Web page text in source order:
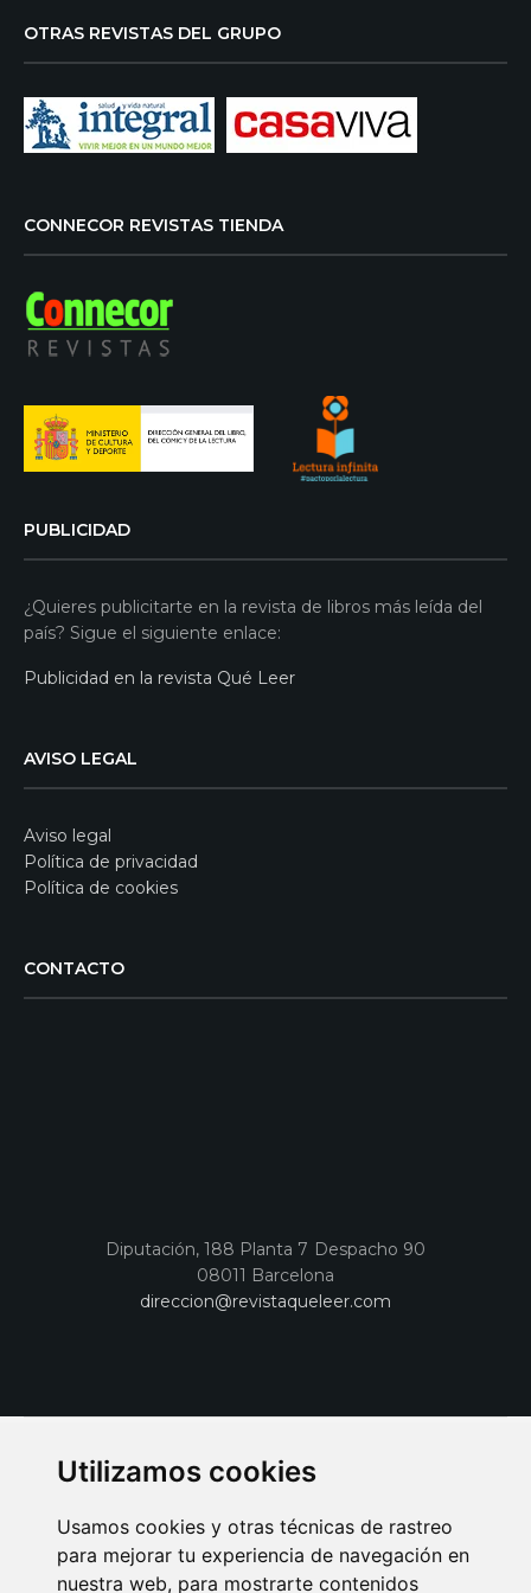
Utilizamos cookies
Usamos cookies y otras técnicas de rastreo
para mejorar tu experiencia de navegación en
nuestra web, para mostrarte contenidos
OTRAS REVISTAS DEL GRUPO
CONNECOR REVISTAS TIENDA
PUBLICIDAD
¿Quieres publicitarte en la revista de libros más leída del
país? Sigue el siguiente enlace:
Publicidad en la revista Qué Leer
AVISO LEGAL
Aviso legal
Política de privacidad
Política de cookies
CONTACTO
Diputación, 188 Planta 7 Despacho 90
08011 Barcelona
direccion@revistaqueleer.com